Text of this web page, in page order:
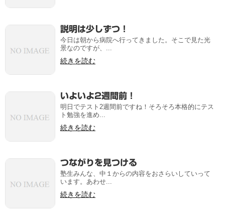
説明は少しずつ！
今日は朝から病院へ行ってきました。そこで見た光
景なのですが、...
続きを読む
いよいよ2週間前！
明日でテスト2週間前ですね！そろそろ本格的にテス
ト勉強を進め...
続きを読む
つながりを見つける
塾生みんな、中１からの内容をおさらいしていって
います。あわせ...
続きを読む